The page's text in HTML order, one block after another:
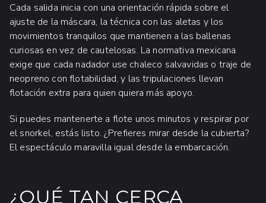
Cada salida inicia con una orientación rápida sobre el
ajuste de la máscara, la técnica con las aletas y los
movimientos tranquilos que mantienen a las ballenas
curiosas en vez de cautelosas. La normativa mexicana
exige que cada nadador use chaleco salvavidas o traje de
neopreno con flotabilidad, y las tripulaciones llevan
flotación extra para quien quiera más apoyo.
Si puedes mantenerte a flote unos minutos y respirar por
el snorkel, estás listo. ¿Prefieres mirar desde la cubierta?
El espectáculo maravilla igual desde la embarcación.
¿QUÉ TAN CERCA